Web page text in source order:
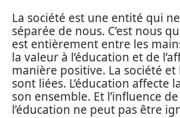
La société est une entité qui
séparée de nous. C’est nous
est entièrement entre les
la valeur à l’éducation et de
manière positive. La société et
sont liées. L’éducation affecte
son ensemble. Et l’influence
l’éducation ne peut pas être